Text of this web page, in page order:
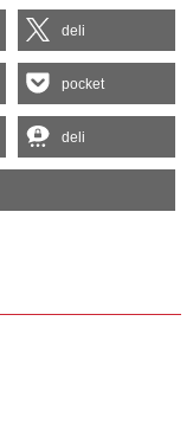
deli
pocket
deli